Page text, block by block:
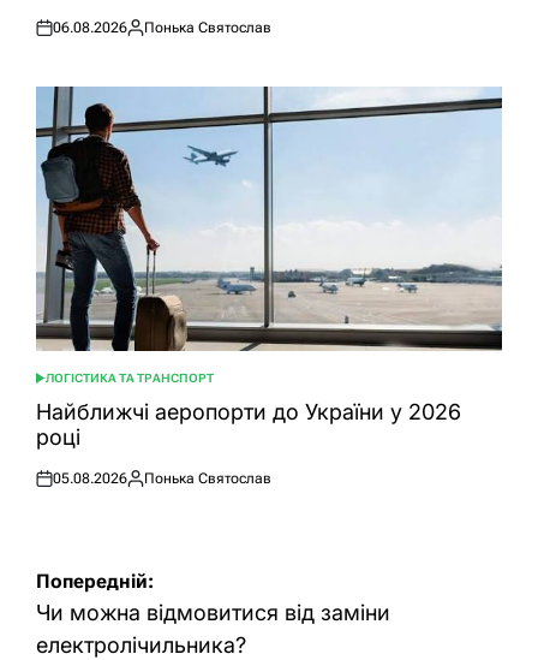
Оприлюднено
06.08.2026
Опубліковано
Понька Святослав
ОПУБЛІКУВАТИ
У
ЛОГІСТИКА ТА ТРАНСПОРТ
Найближчі аеропорти до України у 2026
році
Оприлюднено
05.08.2026
Опубліковано
Понька Святослав
Навігація
записів
Попередній:
Чи можна відмовитися від заміни
електролічильника?